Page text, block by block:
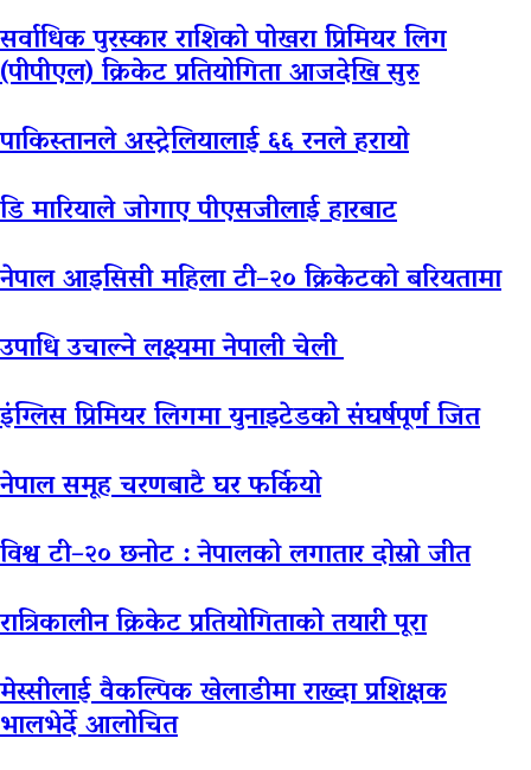
सर्वाधिक पुरस्कार राशिको पोखरा प्रिमियर लिग
(पीपीएल) क्रिकेट प्रतियोगिता आजदेखि सुरु
पाकिस्तानले अस्ट्रेलियालाई ६६ रनले हरायो
डि मारियाले जोगाए पीएसजीलाई हारबाट
नेपाल आइसिसी महिला टी–२० क्रिकेटको बरियतामा
उपाधि उचाल्ने लक्ष्यमा नेपाली चेली
इंग्लिस प्रिमियर लिगमा युनाइटेडको संघर्षपूर्ण जित
नेपाल समूह चरणबाटै घर फर्कियो
विश्व टी–२० छनोट : नेपालको लगातार दोस्रो जीत
रात्रिकालीन क्रिकेट प्रतियोगिताको तयारी पूरा
मेस्सीलाई वैकल्पिक खेलाडीमा राख्दा प्रशिक्षक
भालभेर्दे आलोचित